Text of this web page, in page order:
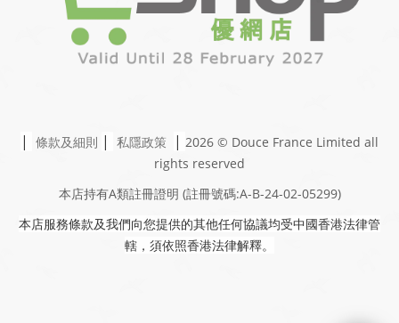
| 條款及細則 | 私隱政策 | 2026 © Douce France Limited all
rights reserved
本店持有A類註冊證明 (註冊號碼:A-B-24-02-05299)
本店服務條款及我們向您提供的其他任何協議均受中國香港法律管
轄，須依照香港法律解釋。